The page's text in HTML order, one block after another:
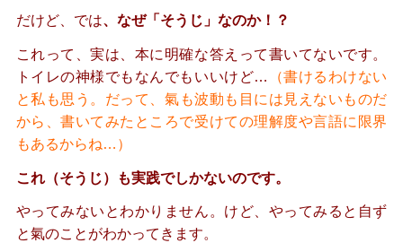
だけど、では、なぜ「そうじ」なのか！？
これって、実は、本に明確な答えって書いてないです。
トイレの神様でもなんでもいいけど…
（書けるわけない
と私も思う。 だって、氣も波動も目には見えないものだ
から、書いてみたところで受けての理解度や言語に限界
もあるからね…）
これ（そうじ）も実践でしかないのです。
やってみないとわかりません。けど、やってみると自ず
と氣のことがわかってきます。